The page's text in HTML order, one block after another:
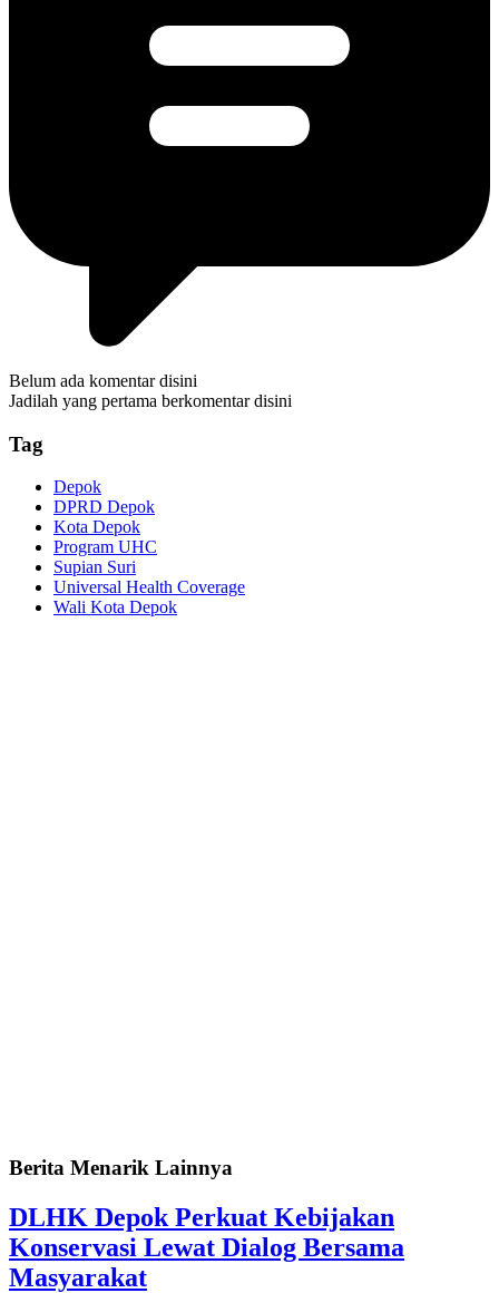
Belum ada komentar disini
Jadilah yang pertama berkomentar disini
Tag
Depok
DPRD Depok
Kota Depok
Program UHC
Supian Suri
Universal Health Coverage
Wali Kota Depok
Berita Menarik Lainnya
DLHK Depok Perkuat Kebijakan
Konservasi Lewat Dialog Bersama
Masyarakat